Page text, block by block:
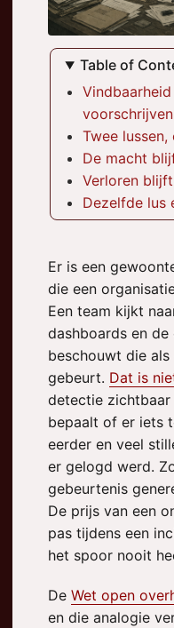
Table of
voorschrijven
Twee
De macht
Verloren
Dezelfde lus
Er is een
die een
Een team kijkt
dashboards en
beschouwt die
gebeurt. Dat is
detectie
bepaalt of er iets
eerder en veel
er gelogd werd.
gebeurtenis
De prijs van een
pas tijdens een
het spoor nooit
De Wet open
en die analogie